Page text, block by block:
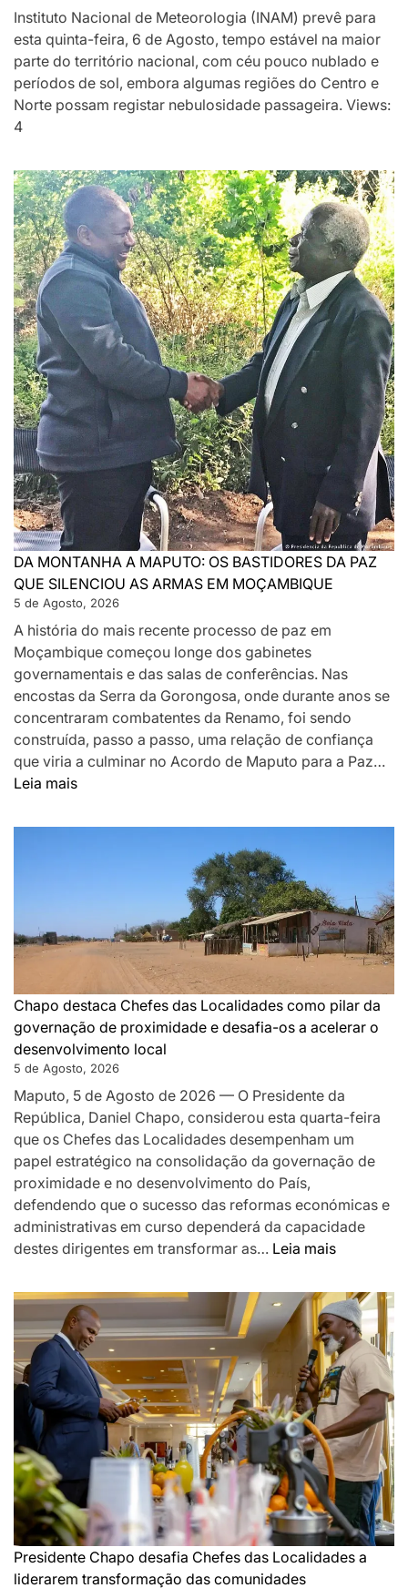
Instituto Nacional de Meteorologia (INAM) prevê para
esta quinta-feira, 6 de Agosto, tempo estável na maior
parte do território nacional, com céu pouco nublado e
períodos de sol, embora algumas regiões do Centro e
Norte possam registar nebulosidade passageira. Views:
4
DA MONTANHA A MAPUTO: OS BASTIDORES DA PAZ
QUE SILENCIOU AS ARMAS EM MOÇAMBIQUE
5 de Agosto, 2026
A história do mais recente processo de paz em
Moçambique começou longe dos gabinetes
governamentais e das salas de conferências. Nas
encostas da Serra da Gorongosa, onde durante anos se
concentraram combatentes da Renamo, foi sendo
construída, passo a passo, uma relação de confiança
que viria a culminar no Acordo de Maputo para a Paz…
Leia mais:
MONTANHA
DA
PAZ
SILENCIOU
AS
ARMAS
EM
MOÇAMBIQUE
Chapo destaca Chefes das Localidades como pilar da
governação de proximidade e desafia-os a acelerar o
desenvolvimento local
5 de Agosto, 2026
Maputo, 5 de Agosto de 2026 — O Presidente da
República, Daniel Chapo, considerou esta quarta-feira
que os Chefes das Localidades desempenham um
papel estratégico na consolidação da governação de
proximidade e no desenvolvimento do País,
defendendo que o sucesso das reformas económicas e
administrativas em curso dependerá da capacidade
destes dirigentes em transformar as… Leia mais:
destaca
Chefes
das
como
pilar
da
de
e
desafia-
os
Presidente Chapo desafia Chefes das Localidades a
liderarem transformação das comunidades